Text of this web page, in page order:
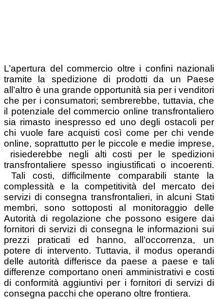
L’apertura del commercio oltre i confini nazionali
tramite la spedizione di prodotti da un Paese
all’altro è una grande opportunità sia per i venditori
che per i consumatori; sembrerebbe, tuttavia, che
il potenziale del commercio online transfrontaliero
sia rimasto inespresso ed uno degli ostacoli per
chi vuole fare acquisti così come per chi vende
online, soprattutto per le piccole e medie imprese,
risiederebbe negli alti costi per le spedizioni
transfrontaliere spesso ingiustificati o incoerenti.
Tali costi, difficilmente comparabili stante la
complessità e la competitività del mercato dei
servizi di consegna transfrontalieri, in alcuni Stati
membri, sono sottoposti al monitoraggio delle
Autorità di regolazione che possono esigere dai
fornitori di servizi di consegna le informazioni sui
prezzi praticati ed hanno, all’occorrenza, un
potere di intervento. Tuttavia, il modus operandi
delle autorità differisce da paese a paese e tali
differenze comportano oneri amministrativi e costi
di conformità aggiuntivi per i fornitori di servizi di
consegna pacchi che operano oltre frontiera.